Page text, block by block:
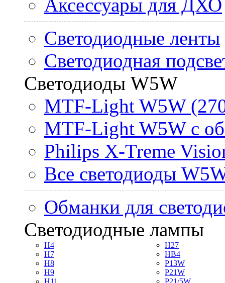
Аксессуары для ДХО
Светодиодные ленты
Светодиодная
Светодиоды W5W
MTF-Light W5W
MTF-Light W5W с
Philips X-Treme
Все светодиоды
Обманки для
Светодиодные лампы
H4
H7
H8
H9
H11
H27
HB4
P13W
P21W
P21/5W